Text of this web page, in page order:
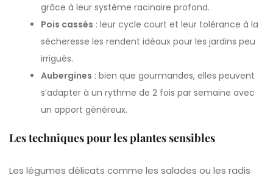
grâce à leur système racinaire profond.
Pois cassés : leur cycle court et leur tolérance à la
sécheresse les rendent idéaux pour les jardins peu
irrigués.
Aubergines : bien que gourmandes, elles peuvent
s’adapter à un rythme de 2 fois par semaine avec
un apport généreux.
Les techniques pour les plantes sensibles
Les légumes délicats comme les salades ou les radis